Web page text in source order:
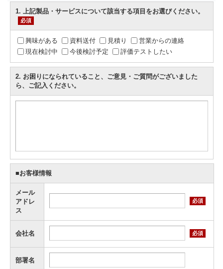
1. 上記製品・サービスについて該当する項目をお選びください。
必須
興味がある 資料送付 見積り
営業からの連絡
現在検討中
今後検討予定 評価テストしたい
2. お困りになられていること、ご意見・ご質問がございました
ら、ご記入ください。
■お客様情報
メール
アドレ
ス
必須
会社名 必須
部署名